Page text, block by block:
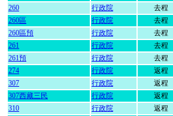
260
行政院 去程
260區
行政院 去程
260區預
行政院 去程
261
行政院 去程
261預
行政院 去程
274
行政院 返程
307
行政院 返程
307西藏三民
行政院 返程
310
行政院 返程